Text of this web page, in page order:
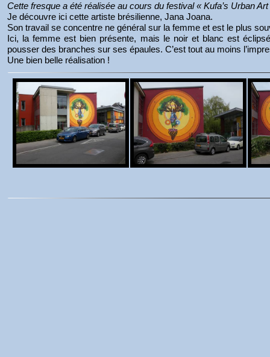
Cette fresque a été réalisée au cours du festival « Kufa’s Urban
Je découvre ici cette artiste brésilienne, Jana Joana.
Son travail se concentre ne général sur la femme et est le plus
Ici, la femme est bien présente, mais le noir et blanc est
pousser des branches sur ses épaules. C’est tout au moins
Une bien belle réalisation !